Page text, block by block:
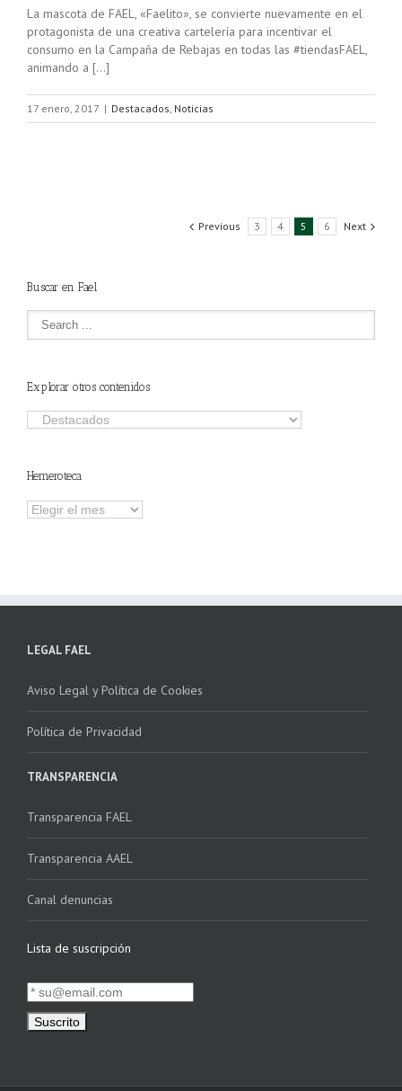
La mascota de FAEL, «Faelito», se convierte nuevamente en el
protagonista de una creativa cartelería para incentivar el
consumo en la Campaña de Rebajas en todas las #tiendasFAEL,
animando a […]
17 enero, 2017 | Destacados Noticias
Previous 3 4 5 6 Next
Buscar en Fael
Explorar otros contenidos
Explorar
Hemeroteca
Hemeroteca
LEGAL FAEL
Aviso Legal y Política de Cookies
Política de Privacidad
TRANSPARENCIA
Transparencia FAEL
Transparencia AAEL
Canal denuncias
Lista de suscripción